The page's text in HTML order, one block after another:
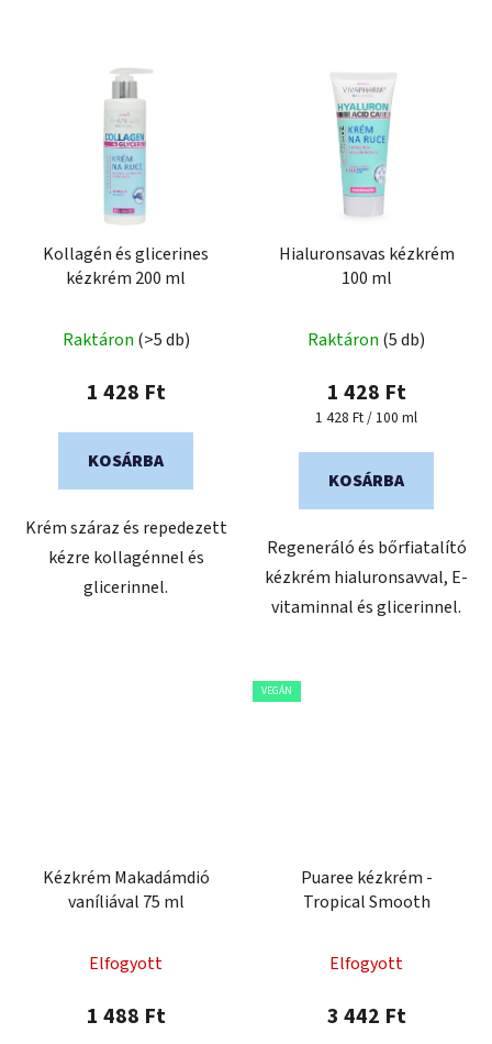
Kollagén és glicerines
kézkrém 200 ml
Raktáron (>5 db)
1 428 Ft
KOSÁRBA
Krém száraz és repedezett
kézre kollagénnel és
glicerinnel.
Hialuronsavas kézkrém
100 ml
Raktáron (5 db)
1 428 Ft
Egységár:
1 428 Ft / 100 ml
KOSÁRBA
Regeneráló és bőrfiatalító
kézkrém hialuronsavval, E-
vitaminnal és glicerinnel.
Kézkrém Makadámdió
vaníliával 75 ml
Elfogyott
1 488 Ft
VEGÁN
Puaree kézkrém -
Tropical Smooth
Elfogyott
3 442 Ft